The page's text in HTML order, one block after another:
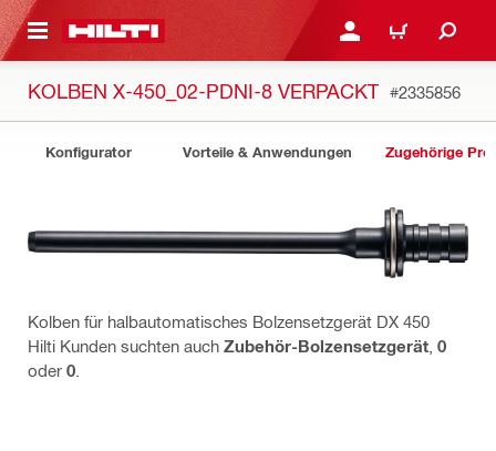
ANMELDEN ODER
WARENKORB
KOLBEN X-450_02-PDNI-8 VERPACKT #2335856
Konfigurator Vorteile & Anwendungen Zugehörige
Kolben für halbautomatisches Bolzensetzgerät DX 450
Hilti Kunden suchten auch Zubehör-Bolzensetzgerät 0
oder 0